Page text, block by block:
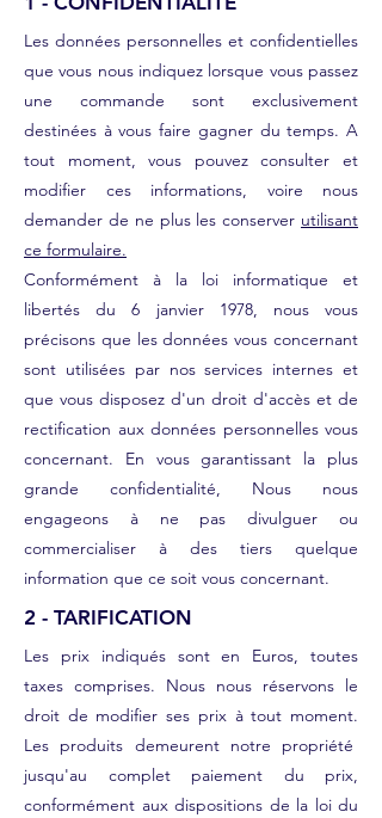
Les données personnelles et confidentielles
que vous nous indiquez lorsque vous passez
une commande sont exclusivement
destinées à vous faire gagner du temps. A
tout moment, vous pouvez consulter et
modifier ces informations, voire nous
demander de ne plus les conserver utilisant
ce formulaire.
Conformément à la loi informatique et
libertés du 6 janvier 1978, nous vous
précisons que les données vous concernant
sont utilisées par nos services internes et
que vous disposez d'un droit d'accès et de
rectification aux données personnelles vous
concernant. En vous garantissant la plus
grande confidentialité, Nous nous
engageons à ne pas divulguer ou
commercialiser à des tiers quelque
information que ce soit vous concernant.
2 - TARIFICATION
Les prix indiqués sont en Euros, toutes
taxes comprises. Nous nous réservons le
droit de modifier ses prix à tout moment.
Les produits demeurent notre propriété
jusqu'au complet paiement du prix,
conformément aux dispositions de la loi du